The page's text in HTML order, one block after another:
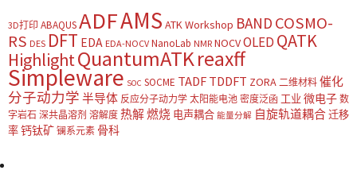
3D打印 ABAQUSADFAMS ATK Workshop BAND COSMO-
RS DES DFT EDA EDA-NOCV NanoLab NMR NOCVOLED QATK
HighlightQuantumATKreaxff
Simpleware SOC SOCME TADF TDDFT ZORA 二维材料 催化
分子动力学 半导体 反应分子动力学 太阳能电池 密度泛函 工业 微电子 数
字岩石 深共晶溶剂 溶解度 热解燃烧 电声耦合 能量分解 自旋轨道耦合迁移
率钙钛矿 镧系元素 骨科